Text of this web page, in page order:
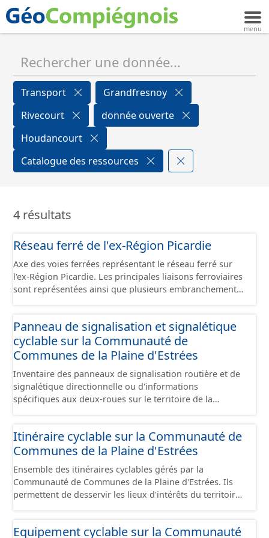
Transport
Grandfresnoy
Rivecourt
donnée ouverte
Houdancourt
Catalogue des ressources
4 résultats
Réseau ferré de l'ex-Région Picardie
Axe des voies ferrées représentant le réseau ferré sur
l'ex-Région Picardie. Les principales liaisons ferroviaires
sont représentées ainsi que plusieurs embranchements
sont désaffectées mais sont toujours physiquement
présentes sur le terrain.
Panneau de signalisation et signalétique
cyclable sur la Communauté de
Communes de la Plaine d'Estrées
Inventaire des panneaux de signalisation routière et de
signalétique directionnelle ou d'informations
spécifiques aux deux-roues sur le territoire de la
en cours de réalisation. Cet inventaire est en cours, la
donnée n'est donc pas exhaustive.
Itinéraire cyclable sur la Communauté de
Communes de la Plaine d'Estrées
Ensemble des itinéraires cyclables gérés par la
Communauté de Communes de la Plaine d'Estrées. Ils
permettent de desservir les lieux d'intérêts du territoire
de bonnes conditions. Ils peuvent emprunter tout type
Equipement cyclable sur la Communauté